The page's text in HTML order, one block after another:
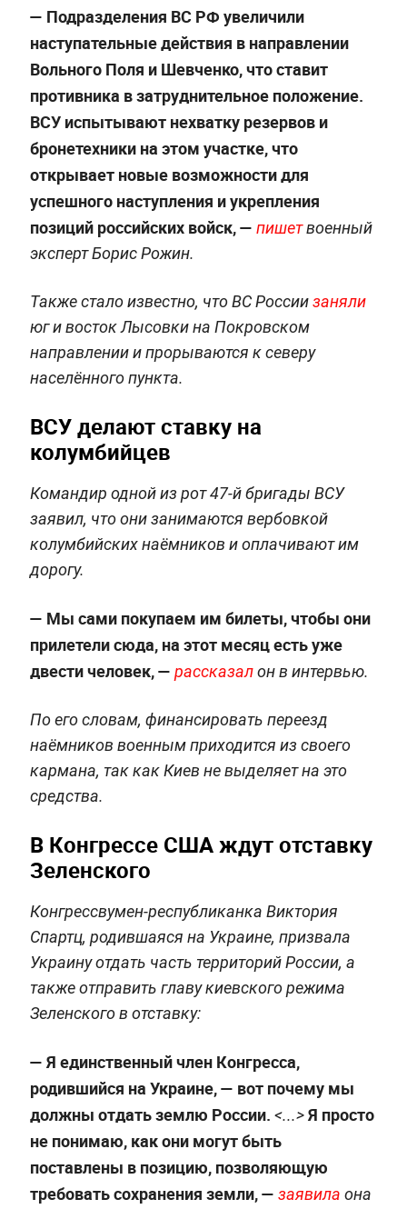
— Подразделения ВС РФ увеличили
наступательные действия в направлении
Вольного Поля и Шевченко, что ставит
противника в затруднительное положение.
ВСУ испытывают нехватку резервов и
бронетехники на этом участке, что
открывает новые возможности для
успешного наступления и укрепления
позиций российских войск, — пишетвоенный
эксперт Борис Рожин.
Также стало известно, что ВС Россиизаняли
юг и восток Лысовки на Покровском
направлении и прорываются к северу
населённого пункта.
ВСУ делают ставку на
колумбийцев
Командир одной из рот 47-й бригады ВСУ
заявил, что они занимаются вербовкой
колумбийских наёмников и оплачивают им
дорогу.
— Мы сами покупаем им билеты, чтобы они
прилетели сюда, на этот месяц есть уже
двести человек, — рассказалон в интервью.
По его словам, финансировать переезд
наёмников военным приходится из своего
кармана, так как Киев не выделяет на это
средства.
В Конгрессе США ждут отставку
Зеленского
Конгрессвумен-республиканка Виктория
Спартц, родившаяся на Украине, призвала
Украину отдать часть территорий России, а
также отправить главу киевского режима
Зеленского в отставку:
— Я единственный член Конгресса,
родившийся на Украине, — вот почему мы
должны отдать землю России. <...>Я просто
не понимаю, как они могут быть
поставлены в позицию, позволяющую
требовать сохранения земли,— заявила она